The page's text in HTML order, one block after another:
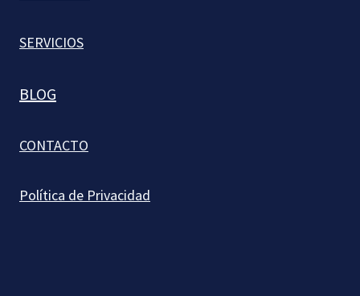
SERVICIOS
BLOG
CONTACTO
Política de Privacidad